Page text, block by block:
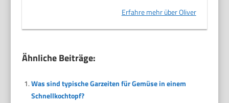
Erfahre mehr über Oliver
Ähnliche Beiträge:
Was sind typische Garzeiten für Gemüse in einem
Schnellkochtopf?